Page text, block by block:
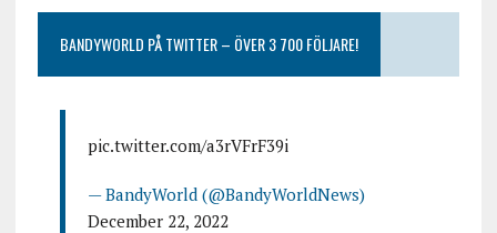
BANDYWORLD PÅ TWITTER – ÖVER 3 700 FÖLJARE!
pic.twitter.com/a3rVFrF39i
— BandyWorld (@BandyWorldNews)
December 22, 2022